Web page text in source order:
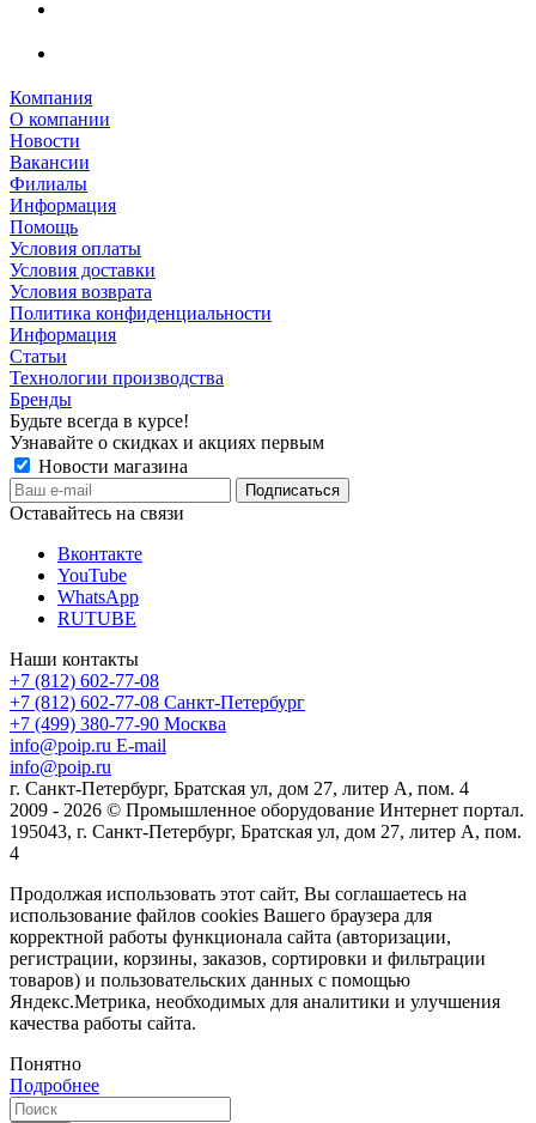
Компания
О компании
Новости
Вакансии
Филиалы
Информация
Помощь
Условия оплаты
Условия доставки
Условия возврата
Политика конфиденциальности
Информация
Статьи
Технологии производства
Бренды
Будьте всегда в курсе!
Узнавайте о скидках и акциях первым
Новости магазина
Оставайтесь на связи
Вконтакте
YouTube
WhatsApp
RUTUBE
Наши контакты
+7 (812) 602-77-08
+7 (812) 602-77-08 Санкт-Петербург
+7 (499) 380-77-90 Москва
info@poip.ru E-mail
info@poip.ru
г. Санкт-Петербург, Братская ул, дом 27, литер А, пом. 4
2009 - 2026 © Промышленное оборудование Интернет портал.
195043, г. Санкт-Петербург, Братская ул, дом 27, литер А, пом.
4
Продолжая использовать этот сайт, Вы соглашаетесь на
использование файлов cookies Вашего браузера для
корректной работы функционала сайта (авторизации,
регистрации, корзины, заказов, сортировки и фильтрации
товаров) и пользовательских данных с помощью
Яндекс.Метрика, необходимых для аналитики и улучшения
качества работы сайта.
Понятно
Подробнее